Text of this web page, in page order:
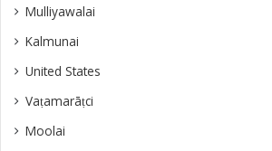
Mulliyawalai
Kalmunai
United States
Vaṭamarāṭci
Moolai